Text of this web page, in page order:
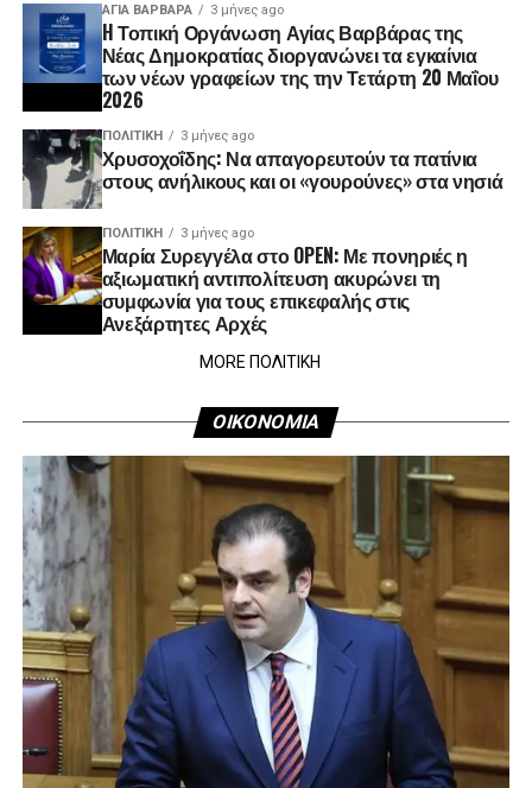
ΑΓΙΑ ΒΑΡΒΑΡΑ 3 μήνες ago
H Τοπική Οργάνωση Αγίας Βαρβάρας της
Νέας Δημοκρατίας διοργανώνει τα εγκαίνια
των νέων γραφείων της την Τετάρτη 20 Μαΐου
2026
ΠΟΛΙΤΙΚΉ 3 μήνες ago
Χρυσοχοΐδης: Να απαγορευτούν τα πατίνια
στους ανήλικους και οι «γουρούνες» στα νησιά
ΠΟΛΙΤΙΚΉ 3 μήνες ago
Μαρία Συρεγγέλα στο OPEN: Με πονηριές η
αξιωματική αντιπολίτευση ακυρώνει τη
συμφωνία για τους επικεφαλής στις
Ανεξάρτητες Αρχές
MORE ΠΟΛΙΤΙΚΗ
ΟΙΚΟΝΟΜΙΑ